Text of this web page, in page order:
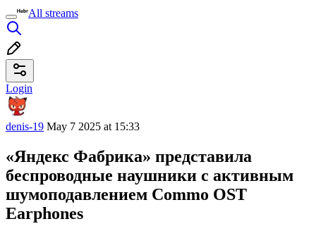
All streams
Login
denis-19 May 7 2025 at 15:33
«Яндекс Фабрика» представила
беспроводные наушники с активным
шумоподавлением Commo OST
Earphones